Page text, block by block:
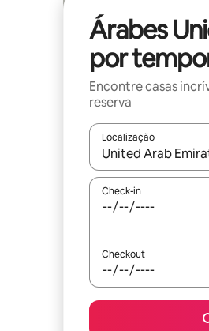
Árabes
por
Encontre casas
reserva
Localização
Quando os
Check-in
Checkout